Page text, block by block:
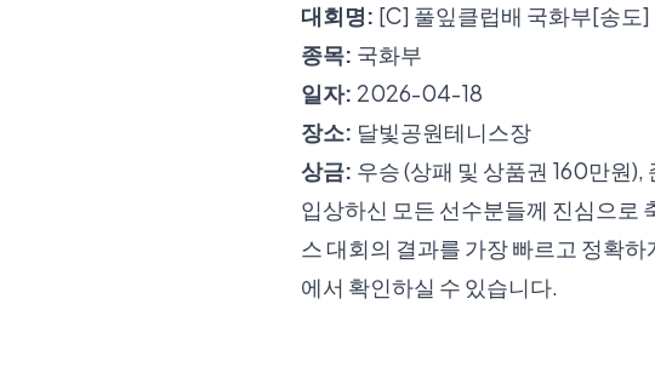
대회명: [C] 풀잎클럽배 국화부[송도]
종목: 국화부
일자: 2026-04-18
장소: 달빛공원테니스장
상금: 우승 (상패 및 상품권 160만원
입상하신 모든 선수분들께 진심으로
스 대회의 결과를 가장 빠르고 정확
에서 확인하실 수 있습니다.